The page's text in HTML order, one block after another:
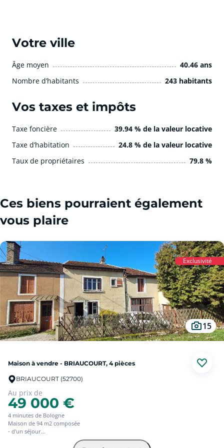
Votre ville
Âge moyen
40.46 ans
Nombre d’habitants
243 habitants
Vos taxes et impôts
Taxe foncière
39.94 % de la valeur locative
Taxe d’habitation
24.8 % de la valeur locative
Taux de propriétaires
79.8 %
Ces biens pourraient également
vous plaire
Exclusivité
15
Maison à vendre - BRIAUCOURT, 4 pièces
BRIAUCOURT (52700)
Au prix de
49 000 €
4 minutes de Bologne
Maison de 94 m2 composée
- d'un séjour